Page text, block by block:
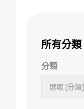
所有分類
分類
選取 [分類]